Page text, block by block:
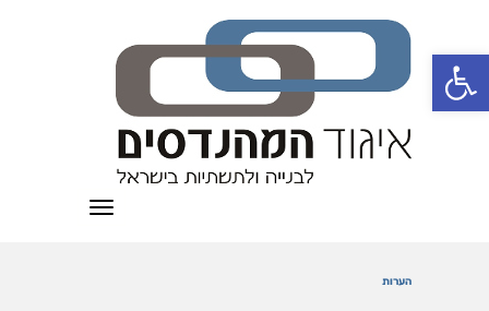
פתח סרגל נגישות
תפריט
הערות